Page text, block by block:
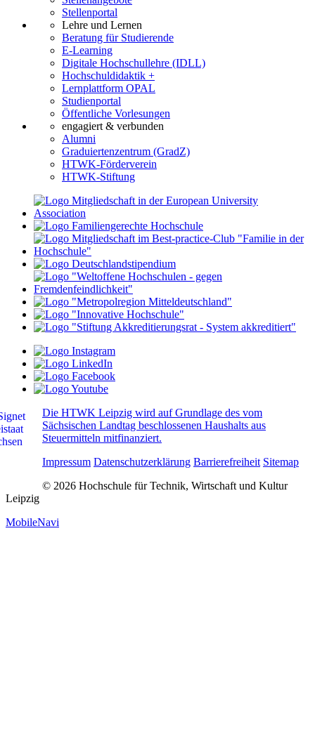
Stellenportal
Lehre und Lernen
Beratung für Studierende
E-Learning
Digitale Hochschullehre (IDLL)
Hochschuldidaktik +
Lernplattform OPAL
Studienportal
Öffentliche Vorlesungen
engagiert & verbunden
Alumni
Graduiertenzentrum (GradZ)
HTWK-Förderverein
HTWK-Stiftung
Die HTWK Leipzig wird auf Grundlage des vom
Sächsischen Landtag beschlossenen Haushalts aus
Steuermitteln mitfinanziert.
Impressum Datenschutzerklärung Barrierefreiheit Sitemap
© 2026 Hochschule für Technik, Wirtschaft und Kultur
Leipzig
MobileNavi